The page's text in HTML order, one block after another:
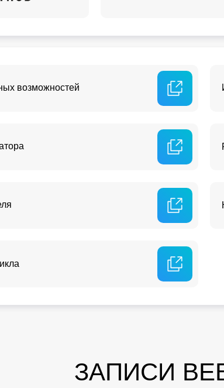
возможностей
ЗАПИСИ